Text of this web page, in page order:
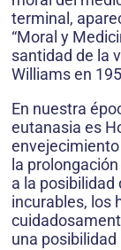
terminal,
“Moral y
santidad de la
Williams en
En nuestra
eutanasia es
la
a la
incurables, los
una posibilidad